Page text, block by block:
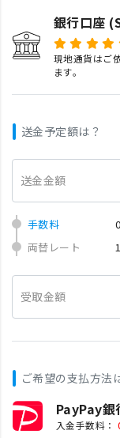
銀行口座
現地通貨はご
ます。
送金予定額は？
送金金額
手数料
両替レート
受取金額
ご希望の支払方法
PayPay銀
入金手数料：